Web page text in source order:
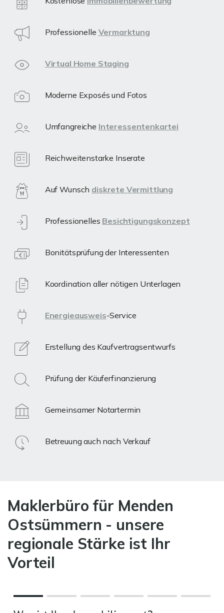
Professionelle Vermarktung
Virtual Home Staging
Moderne Exposés und Fotos
Umfangreiche Interessentenkartei
Reichweitenstarke Inserate
Auf Wunsch diskrete Vermittlung
Professionelles Besichtigungskonzept
Bonitätsprüfung der Interessenten
Koordination aller nötigen Unterlagen
Energieausweis-Service
Erstellung des Kaufvertragsentwurfs
Prüfung der Käuferfinanzierung
Gemeinsamer Notartermin
Betreuung auch nach Verkauf
Maklerbüro für Menden
Ostsümmern - unsere
regionale Stärke ist Ihr
Vorteil